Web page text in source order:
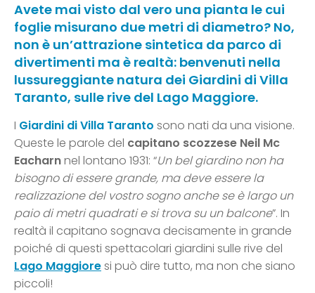
Avete mai visto dal vero una pianta le cui
foglie misurano due metri di diametro? No,
non è un’attrazione sintetica da parco di
divertimenti ma è realtà: benvenuti nella
lussureggiante natura dei Giardini di Villa
Taranto, sulle rive del Lago Maggiore.
I Giardini di Villa Taranto sono nati da una visione.
Queste le parole del capitano scozzese Neil Mc
Eacharnnel lontano 1931: “Un bel giardino non ha
bisogno di essere grande, ma deve essere la
realizzazione del vostro sogno anche se è largo un
paio di metri quadrati e si trova su un balcone”. In
realtà il capitano sognava decisamente in grande
poiché di questi spettacolari giardini sulle rive del
Lago Maggioresi può dire tutto, ma non che siano
piccoli!